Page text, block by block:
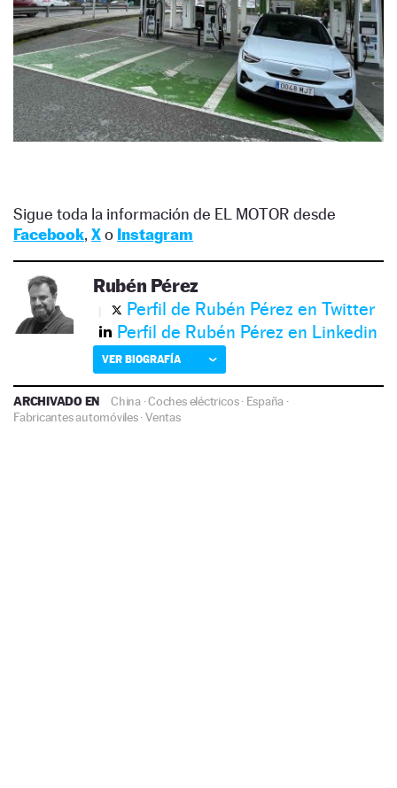
Sigue toda la información de EL MOTOR desde
Facebook, Xo Instagram
Rubén Pérez
Perfil de Rubén Pérez en Twitter
Perfil de Rubén Pérez en Linkedin
VER BIOGRAFÍA
ARCHIVADO EN China·Coches eléctricos· España ·
Fabricantes automóviles·Ventas